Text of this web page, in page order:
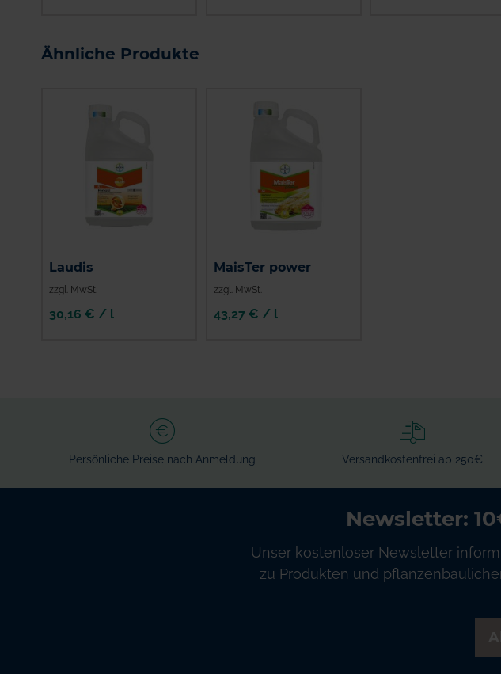
Ähnliche Produkte
Laudis
zzgl. MwSt.
30,16 € / l
MaisTer power
zzgl. MwSt.
43,27 € / l
Persönliche Preise nach Anmeldung Versandkostenfrei ab 250€
Newsletter:
Unser kostenloser Newsletter
zu Produkten und